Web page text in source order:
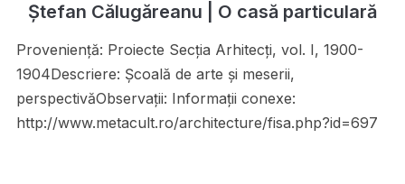
Ștefan Călugăreanu | O casă particulară
Proveniență: Proiecte Secţia Arhitecţi, vol. I, 1900-
1904Descriere: Şcoală de arte şi meserii,
perspectivăObservații: Informații conexe:
http://www.metacult.ro/architecture/fisa.php?id=697